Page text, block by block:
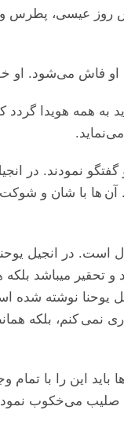
عیسی، پطرس و
فاش می‌شود. او
به همه هویدا
نمودند. در
ها با شان و
در انجیل
تحقیر ميباشد
نوشته شده
این را با
به صلیب می‌خکوب